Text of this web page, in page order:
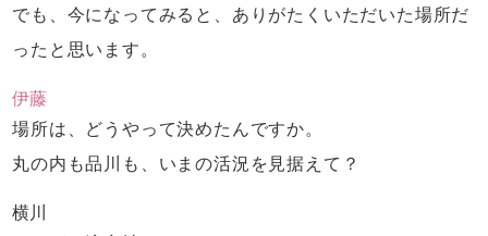
でも、今になってみると、 ありがたくいただいた場所だ
ったと思います。
伊藤
場所は、どうやって決めたんですか。
丸の内も品川も、いまの活況を見据えて？
横川